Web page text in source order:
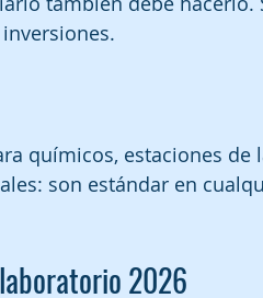
químicos, estaciones de
son estándar en
2026